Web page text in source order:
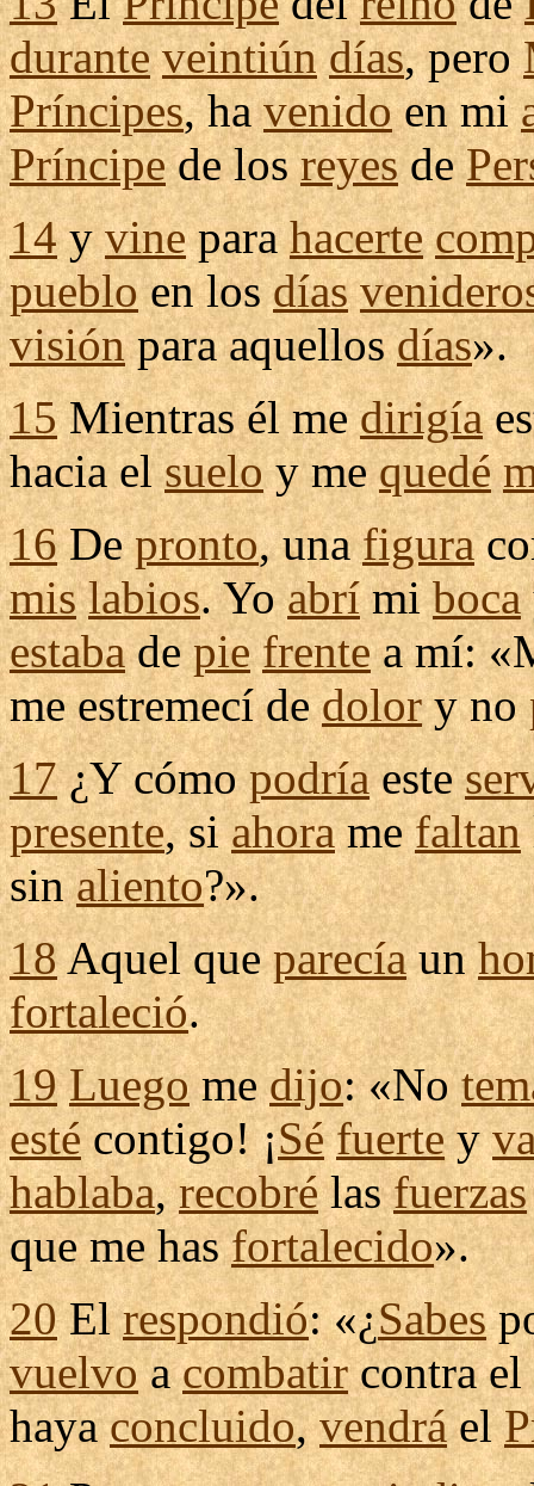
durante veintiún días, pero
Príncipes, havenidoen mi
Príncipede losreyesde
14yvineparahacerte
puebloen losdías
visiónpara aquellosdías».
15Mientras él medirigía
hacia elsueloy mequedé
16Depronto, unafigura
mis labios. Yoabrímiboca
estabadepie frentea mí:
meestremecídedolory no
17¿Y cómopodríaeste
presente, siahoramefaltan
sinaliento?».
18Aquel queparecíaun
fortaleció.
19 Luegomedijo: «No
estécontigo! ¡Sé fuertey
hablaba,recobrélasfuerzas
que me hasfortalecido».
20Elrespondió: «¿Sabes
vuelvoacombatircontra el
hayaconcluido,vendráel